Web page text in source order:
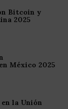
Bitcoin y
2025
México 2025
la Unión